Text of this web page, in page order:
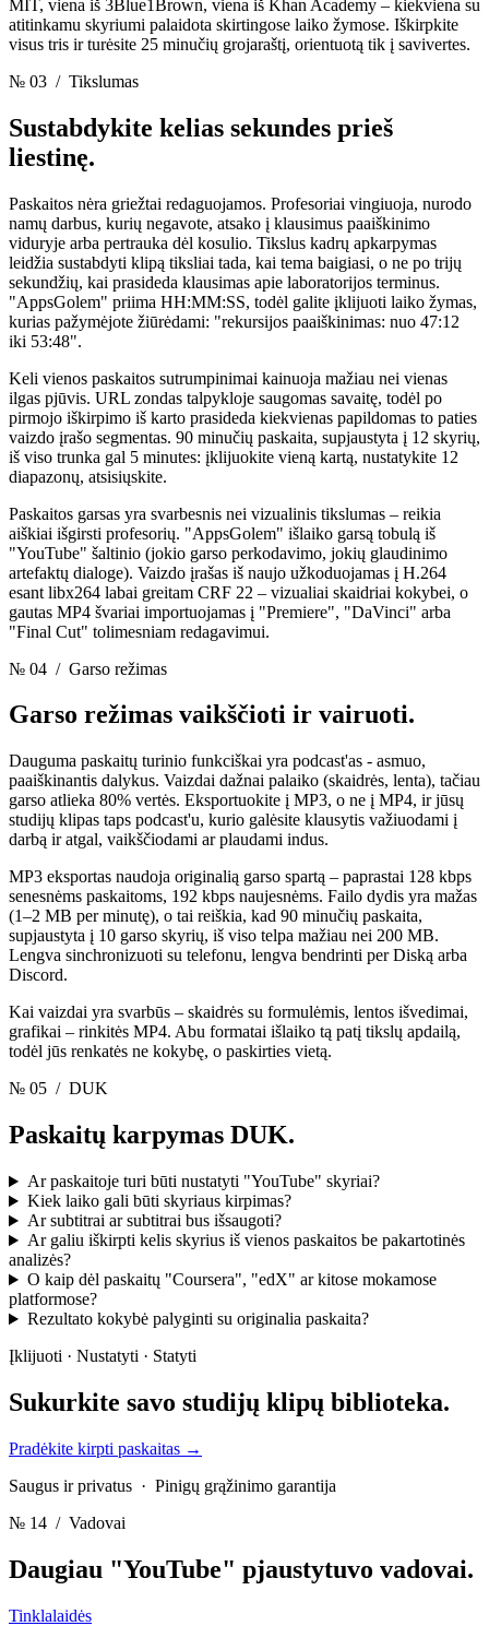
MIT, viena iš 3Blue1Brown, viena iš Khan Academy – kiekviena su
atitinkamu skyriumi palaidota skirtingose laiko žymose. Iškirpkite
visus tris ir turėsite 25 minučių grojaraštį, orientuotą tik į savivertes.
№ 03 / Tikslumas
Sustabdykite kelias sekundes prieš
liestinę.
Paskaitos nėra griežtai redaguojamos. Profesoriai vingiuoja, nurodo
namų darbus, kurių negavote, atsako į klausimus paaiškinimo
viduryje arba pertrauka dėl kosulio. Tikslus kadrų apkarpymas
leidžia sustabdyti klipą tiksliai tada, kai tema baigiasi, o ne po trijų
sekundžių, kai prasideda klausimas apie laboratorijos terminus.
"AppsGolem" priima HH:MM:SS, todėl galite įklijuoti laiko žymas,
kurias pažymėjote žiūrėdami: "rekursijos paaiškinimas: nuo 47:12
iki 53:48".
Keli vienos paskaitos sutrumpinimai kainuoja mažiau nei vienas
ilgas pjūvis. URL zondas talpykloje saugomas savaitę, todėl po
pirmojo iškirpimo iš karto prasideda kiekvienas papildomas to paties
vaizdo įrašo segmentas. 90 minučių paskaita, supjaustyta į 12 skyrių,
iš viso trunka gal 5 minutes: įklijuokite vieną kartą, nustatykite 12
diapazonų, atsisiųskite.
Paskaitos garsas yra svarbesnis nei vizualinis tikslumas – reikia
aiškiai išgirsti profesorių. "AppsGolem" išlaiko garsą tobulą iš
"YouTube" šaltinio (jokio garso perkodavimo, jokių glaudinimo
artefaktų dialoge). Vaizdo įrašas iš naujo užkoduojamas į H.264
esant libx264 labai greitam CRF 22 – vizualiai skaidriai kokybei, o
gautas MP4 švariai importuojamas į "Premiere", "DaVinci" arba
"Final Cut" tolimesniam redagavimui.
№ 04 / Garso režimas
Garso režimas vaikščioti ir vairuoti.
Dauguma paskaitų turinio funkciškai yra podcast'as - asmuo,
paaiškinantis dalykus. Vaizdai dažnai palaiko (skaidrės, lenta), tačiau
garso atlieka 80% vertės. Eksportuokite į MP3, o ne į MP4, ir jūsų
studijų klipas taps podcast'u, kurio galėsite klausytis važiuodami į
darbą ir atgal, vaikščiodami ar plaudami indus.
MP3 eksportas naudoja originalią garso spartą – paprastai 128 kbps
senesnėms paskaitoms, 192 kbps naujesnėms. Failo dydis yra mažas
(1–2 MB per minutę), o tai reiškia, kad 90 minučių paskaita,
supjaustyta į 10 garso skyrių, iš viso telpa mažiau nei 200 MB.
Lengva sinchronizuoti su telefonu, lengva bendrinti per Diską arba
Discord.
Kai vaizdai yra svarbūs – skaidrės su formulėmis, lentos išvedimai,
grafikai – rinkitės MP4. Abu formatai išlaiko tą patį tikslų apdailą,
todėl jūs renkatės ne kokybę, o paskirties vietą.
№ 05 / DUK
Paskaitų karpymas DUK.
Ar paskaitoje turi būti nustatyti "YouTube" skyriai?
Kiek laiko gali būti skyriaus kirpimas?
Ar subtitrai ar subtitrai bus išsaugoti?
Ar galiu iškirpti kelis skyrius iš vienos paskaitos be pakartotinės
analizės?
O kaip dėl paskaitų "Coursera", "edX" ar kitose mokamose
platformose?
Rezultato kokybė palyginti su originalia paskaita?
Įklijuoti · Nustatyti · Statyti
Sukurkite savo studijų klipų biblioteka.
Pradėkite kirpti paskaitas →
Saugus ir privatus · Pinigų grąžinimo garantija
№ 14 / Vadovai
Daugiau "YouTube" pjaustytuvo vadovai.
Tinklalaidės